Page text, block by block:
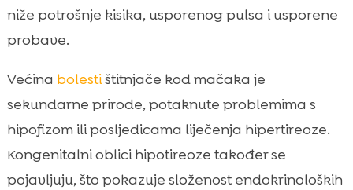
niže potrošnje kisika, usporenog pulsa i usporene
probave.
Većina bolestištitnjače kod mačaka je
sekundarne prirode, potaknute problemima s
hipofizom ili posljedicama liječenja hipertireoze.
Kongenitalni oblici hipotireoze također se
pojavljuju, što pokazuje složenost endokrinoloških